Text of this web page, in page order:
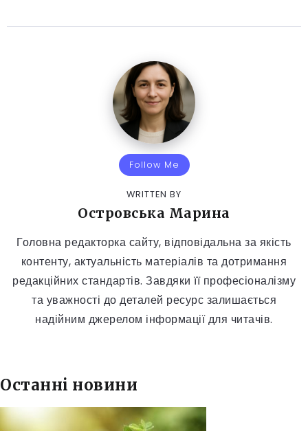
Follow Me
WRITTEN BY
Островська Марина
Головна редакторка сайту, відповідальна за якість
контенту, актуальність матеріалів та дотримання
редакційних стандартів. Завдяки її професіоналізму
та уважності до деталей ресурс залишається
надійним джерелом інформації для читачів.
Останні новини